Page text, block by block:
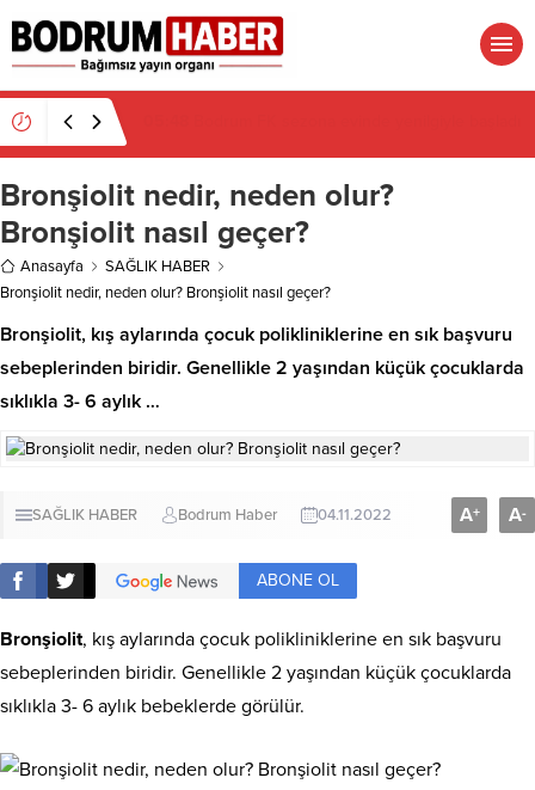
Bronşiolit nedir, neden olur?
Bronşiolit nasıl geçer?
Anasayfa
SAĞLIK HABER
Bronşiolit nedir, neden olur? Bronşiolit nasıl geçer?
Bronşiolit, kış aylarında çocuk polikliniklerine en sık başvuru
sebeplerinden biridir. Genellikle 2 yaşından küçük çocuklarda
sıklıkla 3- 6 aylık …
SAĞLIK HABER Bodrum Haber 04.11.2022 A+ A-
ABONE OL
Bronşiolit, kış aylarında çocuk polikliniklerine en sık başvuru
sebeplerinden biridir. Genellikle 2 yaşından küçük çocuklarda
sıklıkla 3- 6 aylık bebeklerde görülür.